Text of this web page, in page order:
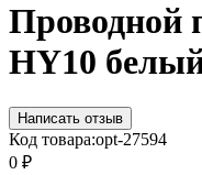
Проводной
HY10
Написать отзыв
Код товара:opt-27594
0 ₽